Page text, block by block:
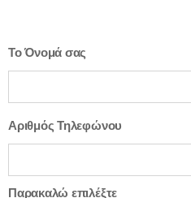
Το Όνομά σας
Αριθμός Τηλεφώνου
Παρακαλώ επιλέξτε